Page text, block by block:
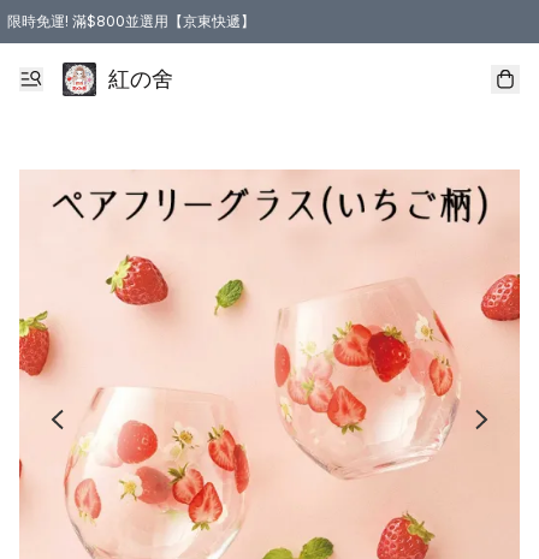
限時免運! 滿$800並選用【京東快遞】
紅の舍